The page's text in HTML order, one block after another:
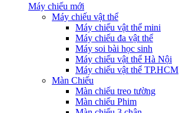
Máy chiếu mới
Máy chiếu vật thể
Máy chiếu vật thể mini
Máy chiếu đa vật thể
Máy soi bài học sinh
Máy chiếu vật thể Hà Nội
Máy chiếu vật thể TP.HCM
Màn Chiếu
Màn chiếu treo tường
Màn chiếu Phim